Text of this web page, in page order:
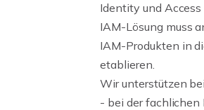
Identity und
IAM-Lösung muss
IAM-Produkten in
etablieren.
Wir unterstützen
- bei der fachlichen